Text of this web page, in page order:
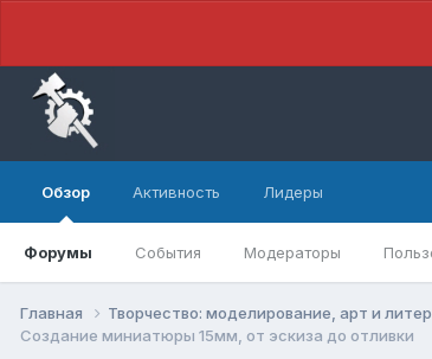
Обзор
Форумы События Модераторы
Активность Лидеры
Главная Творчество: моделирование, арт и
Создание миниатюры 15мм, от эскиза до отливки